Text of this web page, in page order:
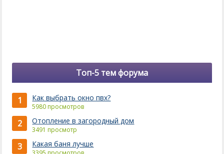
Топ-5 тем форума
1 Как выбрать окно пвх?
5980 просмотров
2 Отопление в загородный дом
3491 просмотр
3 Какая баня лучше